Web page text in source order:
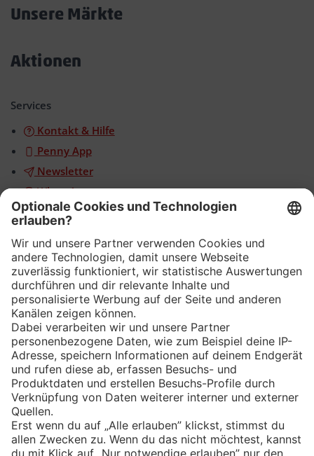
Unsere Märkte
Aktionen
Services
Kontakt & Hilfe
Penny App
Newsletter
WhatsApp
App
Eishockey